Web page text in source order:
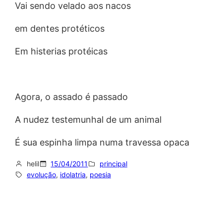
Vai sendo velado aos nacos
em dentes protéticos
Em histerias protéicas
Agora, o assado é passado
A nudez testemunhal de um animal
É sua espinha limpa numa travessa opaca
helil 15/04/2011
principal
evolução, idolatria, poesia